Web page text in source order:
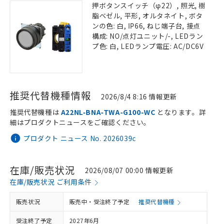
押ボタンスイッチ（φ22）, 照光, 樹
脂ベゼル, 平形, オルタネイト, ボタ
ンの色: 白, IP66, ねじ端子台, 接点
構成: NO/点灯ユニット/-, LEDラン
プ色: 白, LEDランプ電圧: AC/DC6V
推奨代替機種情報 2026/8/4 8:16 情報更新
プロダクト ニュース No. 2026039c
推奨代替機種は A22NL-BNA-TWA-G100-WC となります。詳
細はプロダクトニュースをご確認ください。
在庫/販売状況
2026/08/07 00:00 情報更新
在庫/販売状況 ご利用条件
販売状況 販売中・受注終了予定 推奨代替機種
受注終了予定 2027年6月